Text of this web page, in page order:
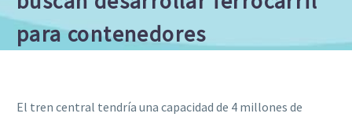
para contenedores
El tren central tendría una capacidad de 4 millones de